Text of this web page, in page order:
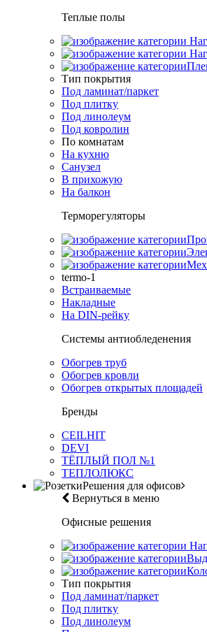
Теплые полы
Тип покрытия
Под ламинат/паркет
Под плитку
Под линолеум
Под ковролин
По комнатам
На кухню
Санузел
В прихожую
На балкон
Терморегуляторы
termo-1
Встраиваемые
Накладные
На DIN-рейку
Системы антиобледенения
Обогрев труб
Обогрев кровли
Обогрев открытых площадей
Бренды
CEILHIT
DEVI
ТЁПЛЫЙ ПОЛ №1
ТЕПЛОЛЮКС
Решения для офисов
Вернуться в меню
Офисные решения
Тип покрытия
Под ламинат/паркет
Под плитку
Под линолеум